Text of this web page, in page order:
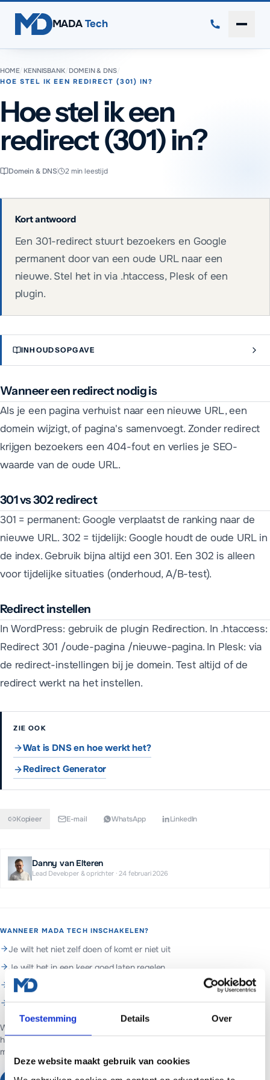
Toestemming Details Over
Deze website maakt gebruik van cookies
MADA Tech
HOME/ KENNISBANK/ DOMEIN & DNS/
HOE STEL IK EEN REDIRECT (301) IN?
Hoe stel ik een
redirect (301) in?
Domein & DNS 2min leestijd
Kort antwoord
Een 301-redirect stuurt bezoekers en Google
permanent door van een oude URL naar een
nieuwe. Stel het in via .htaccess, Plesk of een
plugin.
INHOUDSOPGAVE
Wanneer een redirect nodig is
Als je een pagina verhuist naar een nieuwe URL, een
domein wijzigt, of pagina's samenvoegt. Zonder redirect
krijgen bezoekers een 404-fout en verlies je SEO-
waarde van de oude URL.
301 vs 302 redirect
301 = permanent: Google verplaatst de ranking naar de
nieuwe URL. 302 = tijdelijk: Google houdt de oude URL in
de index. Gebruik bijna altijd een 301. Een 302 is alleen
voor tijdelijke situaties (onderhoud, A/B-test).
Redirect instellen
In WordPress: gebruik de plugin Redirection. In .htaccess:
Redirect 301 /oude-pagina /nieuwe-pagina. In Plesk: via
de redirect-instellingen bij je domein. Test altijd of de
redirect werkt na het instellen.
ZIE OOK
Wat is DNS en hoe werkt het?
Redirect Generator
Kopieer E-mail WhatsApp LinkedIn
Danny van Elteren
Lead Developer & oprichter·24 februari 2026
WANNEER MADA TECH INSCHAKELEN?
Je wilt het niet zelf doen of komt er niet uit
Je wilt het in een keer goed laten regelen
Je wilt doorlopend beheer en support
Je wilt hulp met domein & dns
Web- en marketingpartner in Assen. Websites voor ondernemers in
heel Nederland.
managed hosting en basis SEO.